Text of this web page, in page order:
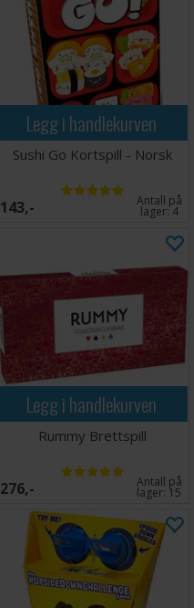
Legg i handlekurven
Sushi Go Kortspill - Norsk
143,- Antall på
lager:4
Legg i handlekurven
Rummy Brettspill
276,- Antall på
lager: 15